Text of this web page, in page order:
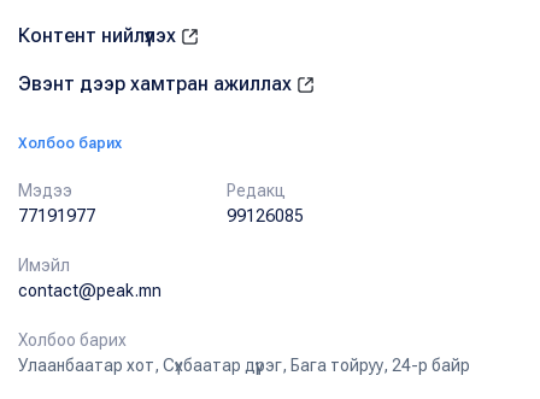
Контент нийлүүлэх
Эвэнт дээр хамтран ажиллах
Холбоо барих
Мэдээ
77191977
Редакц
99126085
Имэйл
contact@peak.mn
Холбоо барих
Улаанбаатар хот, Сүхбаатар дүүрэг, Бага тойруу, 24-р байр